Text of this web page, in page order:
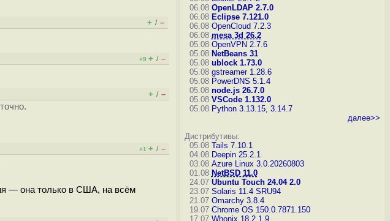
+ / –
+9 + / –
+ / –
+1 + / –
— она только в США, на всём
06.08 OpenLDAP 2.7.0
06.08 Eclipse 7.121.0
06.08 OpenCloud 7.2.3
06.08 mesa 3d 26.2
05.08 OpenVPN 2.7.6
05.08 NetBeans 31
05.08 ublock 1.73.0
05.08 gstreamer 1.28.6
05.08 PowerDNS 5.1.4
05.08 node.js 26.7.0
05.08 VSCode 1.132.0
05.08 Python 3.13.15, 3.14.7
далее>>
Дистрибутивы:
05.08 Tails 7.10.1
04.08 Deepin 25.2.1
03.08 Azure Linux 3.0.20260803
01.08 NetBSD 11.0
24.07 Ubuntu Touch 24.04 2.0
23.07 Solaris 11.4 SRU94
21.07 Omarchy 3.8.4
19.07 Chrome OS 150.0.7871.150
17.07 Whonix 18.2.1.9